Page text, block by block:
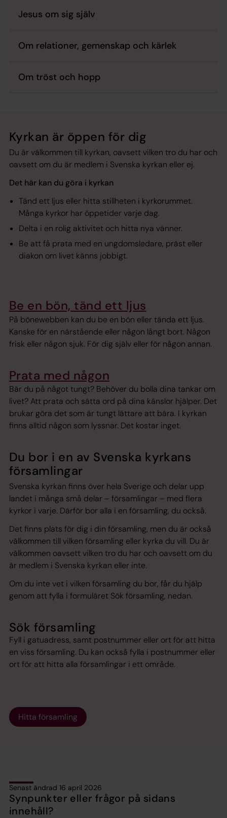
Jesus om sig själv
Om relationer, gemenskap och kärlek
Om tröst och hopp
Kyrkan är öppen för dig
Du är välkommen till kyrkan, oavsett vilken tro du har och
oavsett om du är medlem i Svenska kyrkan eller ej.
Det här kan du göra i kyrkan
Tänd ett ljus eller hitta stillheten i kyrkorummet.
Många kyrkor har öppetider varje dag.
Delta i en rolig aktivitet och hitta nya vänner.
Be att få prata med en ungdomsledare, präst eller
diakon om livet känns jobbigt.
Be en bön, tänd ett ljus
På bönewebben kan du be en bön eller tända ett ljus.
Kanske för en närstående eller någon långt bort. Någon
frisk eller någon sjuk. För dig själv eller för någon annan.
Prata med någon
Bär du på något tungt? Behöver du bolla dina tankar om
livet? Att prata och sätta ord på dina känslor hjälper. Det
brukar göra det som är tungt lättare att bära. I kyrkan
finns alltid någon som lyssnar. Det kostar inget.
Du bor i en av Svenska kyrkans
församlingar
Svenska kyrkan finns över hela Sverige och delar upp
landet i många små delar – församlingar – med flera
kyrkor i varje. Därför bor alla i en församling, du också.
Det finns plats för dig i din församling, men du är också
välkommen till vilken församling eller kyrka du vill. Du är
välkommen oavsett vilken tro du har och oavsett om du
är medlem i Svenska kyrkan eller inte.
Om du inte vet i vilken församling du bor, får du hjälp
genom att fylla i formuläret Sök församling, nedan.
Sök församling
Fyll i gatuadress, samt postnummer eller ort för att hitta
en viss församling. Du kan också fylla i postnummer eller
ort för att hitta alla församlingar i ett område.
Hitta församling
Senast ändrad 16 april 2026
Synpunkter eller frågor på sidans
innehåll?